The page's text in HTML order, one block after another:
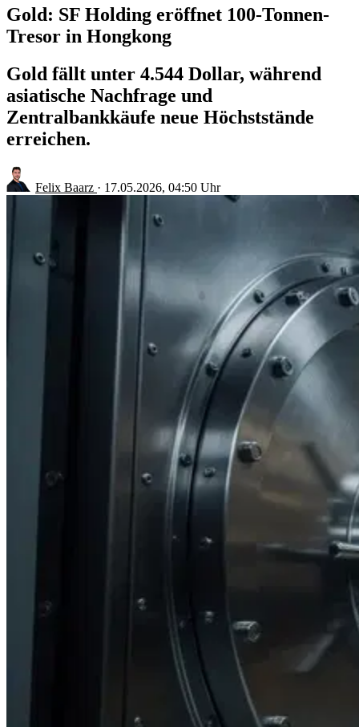
Gold: SF Holding eröffnet 100-Tonnen-
Tresor in Hongkong
Gold fällt unter 4.544 Dollar, während
asiatische Nachfrage und
Zentralbankkäufe neue Höchststände
erreichen.
Felix Baarz · 17.05.2026, 04:50 Uhr